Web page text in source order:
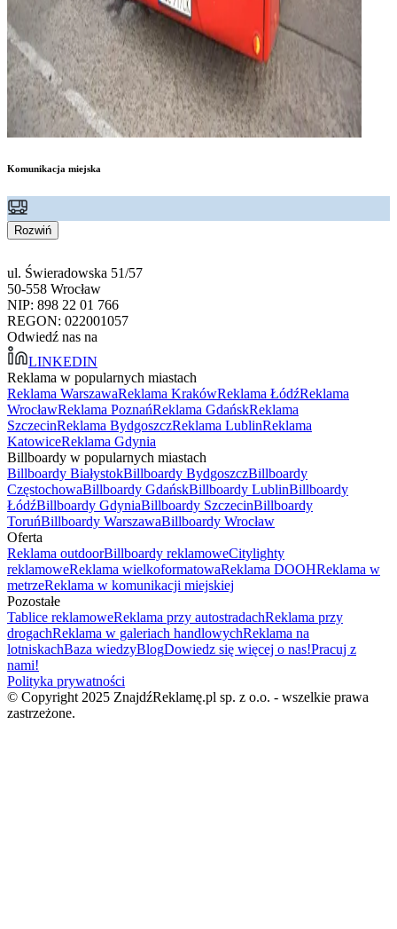
Komunikacja miejska
Rozwiń
ul. Świeradowska 51/57
50-558 Wrocław
NIP: 898 22 01 766
REGON: 022001057
Odwiedź nas na
LINKEDIN
Reklama w popularnych miastach
Reklama WarszawaReklama KrakówReklama ŁódźReklama
WrocławReklama PoznańReklama GdańskReklama
SzczecinReklama BydgoszczReklama LublinReklama
KatowiceReklama Gdynia
Billboardy w popularnych miastach
Billboardy BiałystokBillboardy BydgoszczBillboardy
CzęstochowaBillboardy GdańskBillboardy LublinBillboardy
ŁódźBillboardy GdyniaBillboardy SzczecinBillboardy
ToruńBillboardy WarszawaBillboardy Wrocław
Oferta
Reklama outdoorBillboardy reklamoweCitylighty
reklamoweReklama wielkoformatowaReklama DOOHReklama w
metrzeReklama w komunikacji miejskiej
Pozostałe
Tablice reklamoweReklama przy autostradachReklama przy
drogachReklama w galeriach handlowychReklama na
lotniskachBaza wiedzyBlogDowiedz się więcej o nas!Pracuj z
nami!
Polityka prywatności
© Copyright 2025 ZnajdźReklamę.pl sp. z o.o. - wszelkie prawa
zastrzeżone.